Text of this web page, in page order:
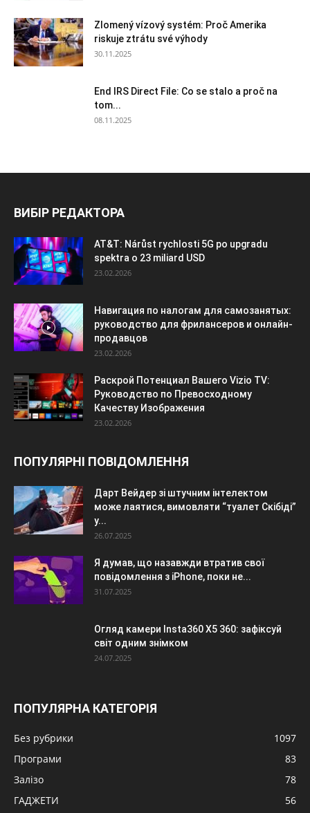
Zlomený vízový systém: Proč Amerika
riskuje ztrátu své výhody
30.11.2025
End IRS Direct File: Co se stalo a proč na
tom...
08.11.2025
ВИБІР РЕДАКТОРА
AT&T: Nárůst rychlosti 5G po upgradu
spektra o 23 miliard USD
23.02.2026
Навигация по налогам для самозанятых:
руководство для фрилансеров и онлайн-
продавцов
23.02.2026
Раскрой Потенциал Вашего Vizio TV:
Руководство по Превосходному
Качеству Изображения
23.02.2026
ПОПУЛЯРНІ ПОВІДОМЛЕННЯ
Дарт Вейдер зі штучним інтелектом
може лаятися, вимовляти “туалет Скібіді”
у...
26.07.2025
Я думав, що назавжди втратив свої
повідомлення з iPhone, поки не...
31.07.2025
Огляд камери Insta360 X5 360: зафіксуй
світ одним знімком
24.07.2025
ПОПУЛЯРНА КАТЕГОРІЯ
Без рубрики
1097
Програми
83
Залізо
78
ГАДЖЕТИ
56